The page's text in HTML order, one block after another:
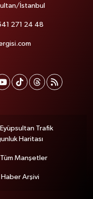
İstanbul
271 24 48
Eyüpsultan Trafik
Haritası
Tüm Manşetler
Haber Arşivi